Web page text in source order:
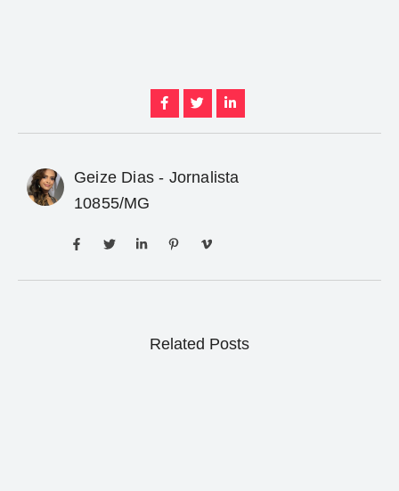
Geize Dias - Jornalista
10855/MG
Related Posts